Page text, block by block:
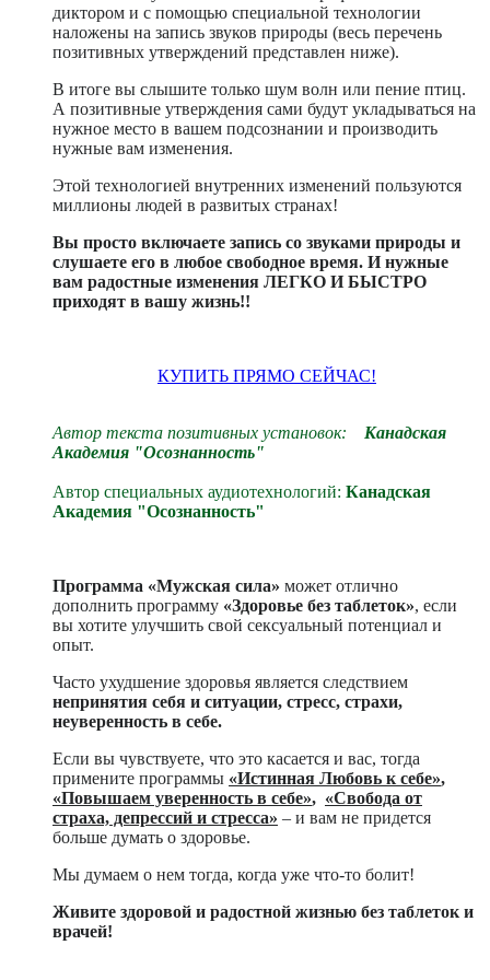
диктором и с помощью специальной технологии
наложены на запись звуков природы (весь перечень
позитивных утверждений представлен ниже).
В итоге вы слышите только шум волн или пение птиц.
А позитивные утверждения сами будут укладываться на
нужное место в вашем подсознании и производить
нужные вам изменения.
Этой технологией внутренних изменений пользуются
миллионы людей в развитых странах!
Вы просто включаете запись со звуками природы и
слушаете его в любое свободное время. И нужные
вам радостные изменения ЛЕГКО И БЫСТРО
приходят в вашу жизнь!!
КУПИТЬ ПРЯМО СЕЙЧАС!
Автор текста позитивных установок:
Канадская
Академия "Осознанность"
Автор специальных аудиотехнологий: Канадская
Академия "Осознанность"
Программа «Мужская сила» может отлично
дополнить программу «Здоровье без таблеток», если
вы хотите улучшить свой сексуальный потенциал и
опыт.
Часто ухудшение здоровья является следствием
непринятия себя и ситуации, стресс, страхи,
неуверенность в себе.
Если вы чувствуете, что это касается и вас, тогда
примените программы «Истинная Любовь к себе»,
«Повышаем уверенность в себе», «Свобода от
страха, депрессий и стресса» – и вам не придется
больше думать о здоровье.
Мы думаем о нем тогда, когда уже что-то болит!
Живите здоровой и радостной жизнью без таблеток и
врачей!